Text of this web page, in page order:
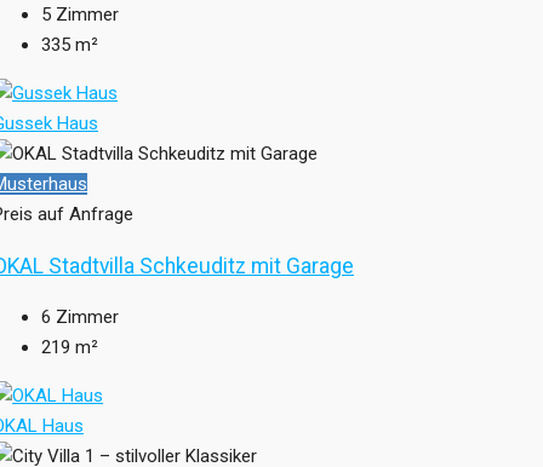
5 Zimmer
335 m²
Haus
auf Anfrage
Stadtvilla Schkeuditz mit Garage
6 Zimmer
219 m²
Haus